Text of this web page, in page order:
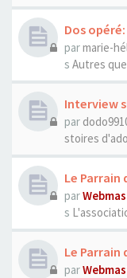
Dos
parmarie-
s Autres
Interview
par
stoires
Le Parrain
par
s
Le Parrain
par